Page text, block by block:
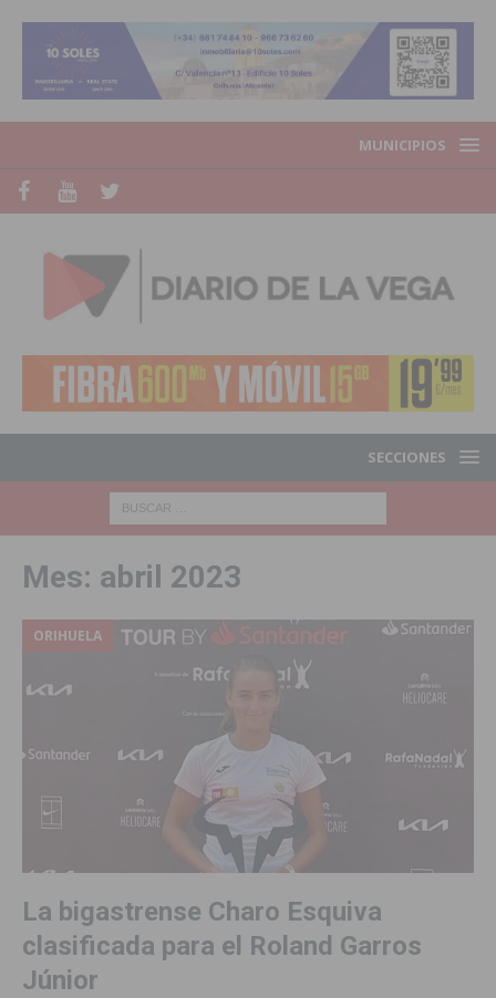
MUNICIPIOS
SECCIONES
Mes: abril 2023
ORIHUELA
La bigastrense Charo Esquiva
clasificada para el Roland Garros
Júnior